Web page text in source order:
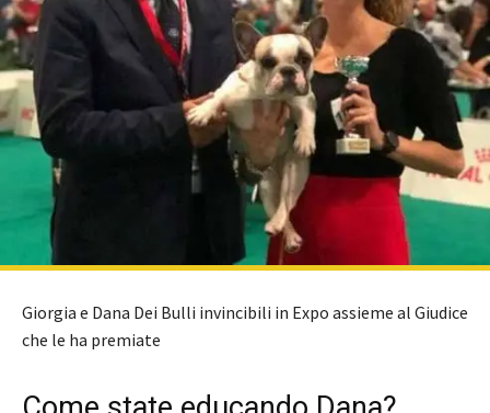
Giorgia e Dana Dei Bulli invincibili in Expo assieme al Giudice
che le ha premiate